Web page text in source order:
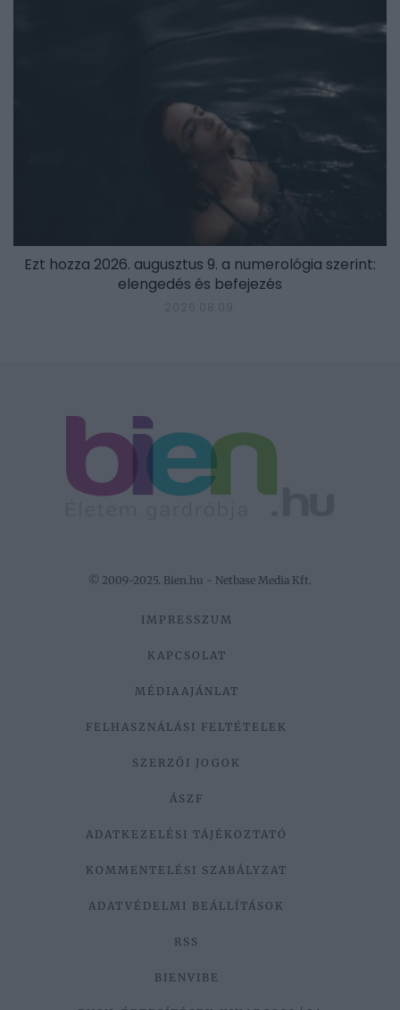
Ezt hozza 2026. augusztus 9. a numerológia szerint:
elengedés és befejezés
© 2009-2025. Bien.hu - Netbase Media Kft.
IMPRESSZUM
KAPCSOLAT
MÉDIAAJÁNLAT
FELHASZNÁLÁSI FELTÉTELEK
SZERZŐI JOGOK
ÁSZF
ADATKEZELÉSI TÁJÉKOZTATÓ
KOMMENTELÉSI SZABÁLYZAT
ADATVÉDELMI BEÁLLÍTÁSOK
RSS
BIENVIBE